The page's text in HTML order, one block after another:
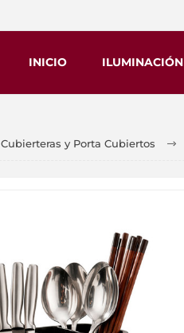
INICIO ILUMINACIÓN
Cubierteras y Porta Cubiertos